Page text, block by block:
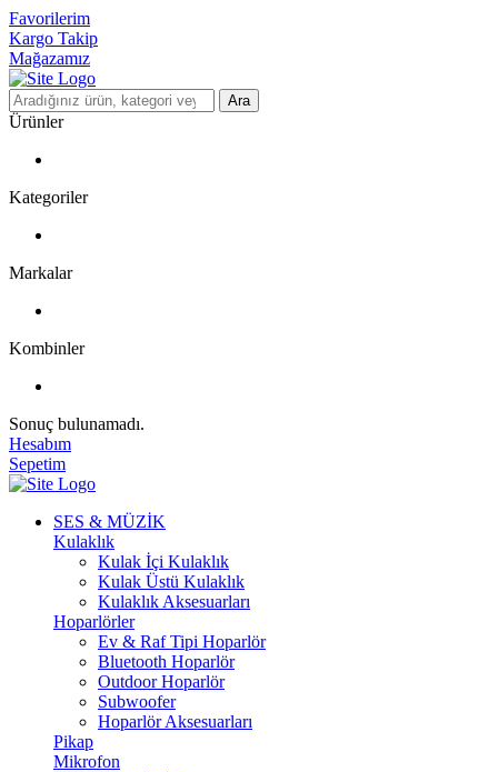
Favorilerim
Kargo Takip
Mağazamız
Ara
Ürünler
Kategoriler
Markalar
Kombinler
Sonuç bulunamadı.
Hesabım
Sepetim
SES & MÜZİK
Kulaklık
Kulak İçi Kulaklık
Kulak Üstü Kulaklık
Kulaklık Aksesuarları
Hoparlörler
Ev & Raf Tipi Hoparlör
Bluetooth Hoparlör
Outdoor Hoparlör
Subwoofer
Hoparlör Aksesuarları
Pikap
Mikrofon